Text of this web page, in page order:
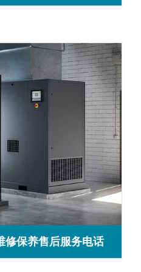
修保养售后服务电话